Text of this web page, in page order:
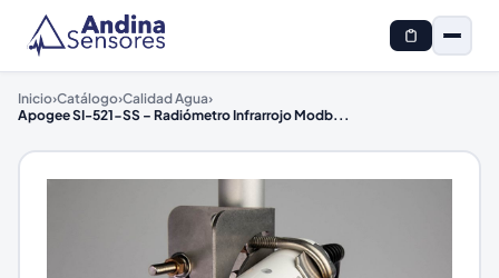
Inicio›Catálogo›Calidad Agua›
Apogee SI-521-SS – Radiómetro Infrarrojo Modb...